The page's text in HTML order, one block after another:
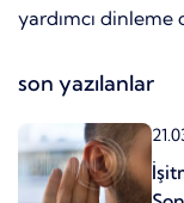
yardımcı dinleme
son yazılanlar